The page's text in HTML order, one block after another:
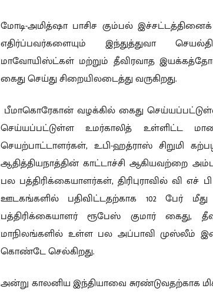
மோடி-அமித்ஷா பாசிச கும்பல்
எதிர்ப்பவர்களையும் இந்துத்துவா
மாவோயிஸ்ட்கள் மற்றும் தீவிரவாத
கைது செய்து சிறையிலடைத்து வருகிறது.
பீமாகொரேகான் வழக்கில் கைது
செய்யப்பட்டுள்ள உமர்காலித் உள்ளிட்ட
செயற்பாட்டாளர்கள், உ.பி-ஹத்ராஸ் சிறுமி
ஆதித்தியநாத்தின் காட்டாச்சி ஆகியவற்றை
பல பத்திரிக்கையாளர்கள், திரிபுராவில் வி
ஊடகங்களில் பதிவிட்டதற்காக 102 பேர்
பத்திரிக்கையாளர் ரூபேஸ் குமார் கைது,
மாநிலங்களில் உள்ள பல அப்பாவி முஸ்லீம்
கொண்டே செல்கிறது.
அன்று காலனிய இந்தியாவை